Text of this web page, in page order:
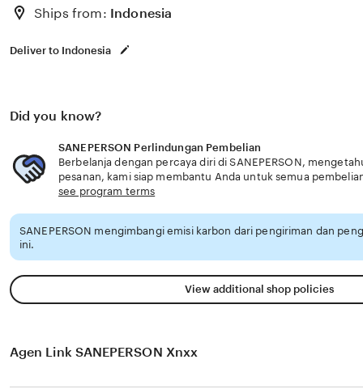
Ships from: Indonesia
Deliver to Indonesia
Did you know?
SANEPERSON Perlindungan Pembelian
Berbelanja dengan percaya diri di SANEPERSON,
pesanan, kami siap membantu Anda untuk semua
see program terms
SANEPERSON mengimbangi emisi karbon dari pengiriman dan
ini.
View additional shop policies
Agen Link SANEPERSON Xnxx